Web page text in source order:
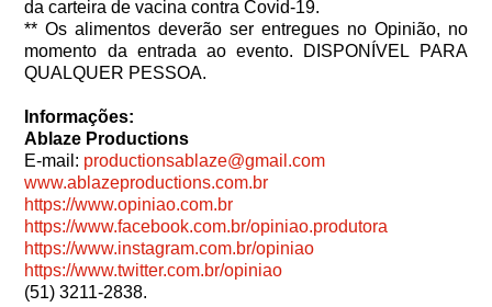
da carteira de vacina contra Covid-19.
** Os alimentos deverão ser entregues no Opinião, no
momento da entrada ao evento. DISPONÍVEL PARA
QUALQUER PESSOA.
Informações:
Ablaze Productions
E-mail: productionsablaze@gmail.com
www.ablazeproductions.com.br
https://www.opiniao.com.br
https://www.facebook.com.br/opiniao.produtora
https://www.instagram.com.br/opiniao
https://www.twitter.com.br/opiniao
(51) 3211-2838.